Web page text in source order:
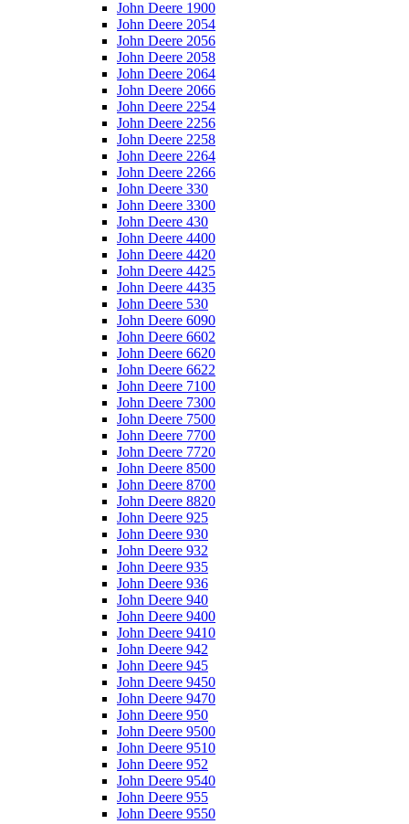
John Deere 1900
John Deere 2054
John Deere 2056
John Deere 2058
John Deere 2064
John Deere 2066
John Deere 2254
John Deere 2256
John Deere 2258
John Deere 2264
John Deere 2266
John Deere 330
John Deere 3300
John Deere 430
John Deere 4400
John Deere 4420
John Deere 4425
John Deere 4435
John Deere 530
John Deere 6090
John Deere 6602
John Deere 6620
John Deere 6622
John Deere 7100
John Deere 7300
John Deere 7500
John Deere 7700
John Deere 7720
John Deere 8500
John Deere 8700
John Deere 8820
John Deere 925
John Deere 930
John Deere 932
John Deere 935
John Deere 936
John Deere 940
John Deere 9400
John Deere 9410
John Deere 942
John Deere 945
John Deere 9450
John Deere 9470
John Deere 950
John Deere 9500
John Deere 9510
John Deere 952
John Deere 9540
John Deere 955
John Deere 9550